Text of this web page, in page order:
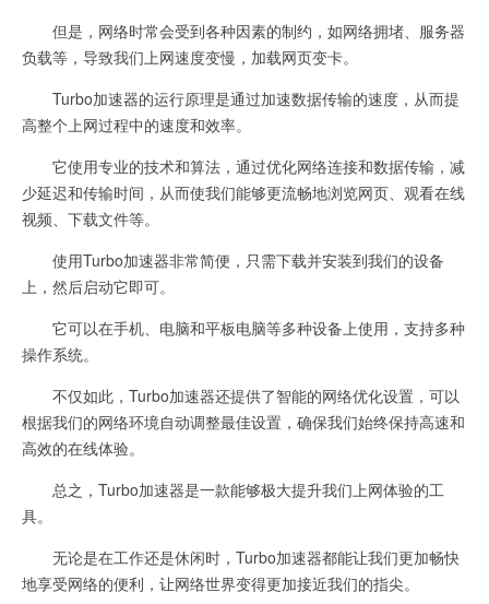
但是，网络时常会受到各种因素的制约，如网络拥堵、服务器
负载等，导致我们上网速度变慢，加载网页变卡。
Turbo加速器的运行原理是通过加速数据传输的速度，从而提
高整个上网过程中的速度和效率。
它使用专业的技术和算法，通过优化网络连接和数据传输，减
少延迟和传输时间，从而使我们能够更流畅地浏览网页、观看在线
视频、下载文件等。
使用Turbo加速器非常简便，只需下载并安装到我们的设备
上，然后启动它即可。
它可以在手机、电脑和平板电脑等多种设备上使用，支持多种
操作系统。
不仅如此，Turbo加速器还提供了智能的网络优化设置，可以
根据我们的网络环境自动调整最佳设置，确保我们始终保持高速和
高效的在线体验。
总之，Turbo加速器是一款能够极大提升我们上网体验的工
具。
无论是在工作还是休闲时，Turbo加速器都能让我们更加畅快
地享受网络的便利，让网络世界变得更加接近我们的指尖。